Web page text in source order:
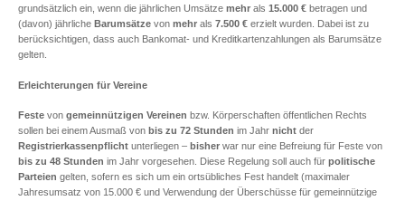
grundsätzlich ein, wenn die jährlichen Umsätze mehr als 15.000 € betragen und
(davon) jährliche Barumsätze von mehr als 7.500 € erzielt wurden. Dabei ist zu
berücksichtigen, dass auch Bankomat- und Kreditkartenzahlungen als Barumsätze
gelten.
Erleichterungen für Vereine
Feste von gemeinnützigen Vereinen bzw. Körperschaften öffentlichen Rechts
sollen bei einem Ausmaß von bis zu 72 Stunden im Jahr nicht der
Registrierkassenpflicht unterliegen – bisher war nur eine Befreiung für Feste von
bis zu 48 Stunden im Jahr vorgesehen. Diese Regelung soll auch für politische
Parteien gelten, sofern es sich um ein ortsübliches Fest handelt (maximaler
Jahresumsatz von 15.000 € und Verwendung der Überschüsse für gemeinnützige